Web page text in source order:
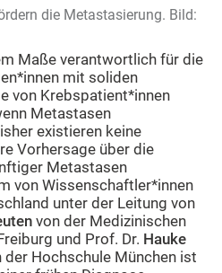
die Metastasierung. Bild:
Maße verantwortlich für die
mit soliden
von Krebspatient*innen
Metastasen
existieren keine
Vorhersage über die
Metastasen
von Wissenschaftler*innen
unter der Leitung von
von der Medizinischen
und Prof. Dr. Hauke
der Hochschule München ist